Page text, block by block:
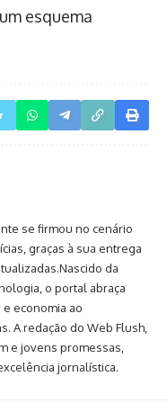
esquema
se firmou no cenário
graças à sua entrega
da
o portal abraça
economia ao
A redação do Web Flush,
e jovens promessas,
jornalística.